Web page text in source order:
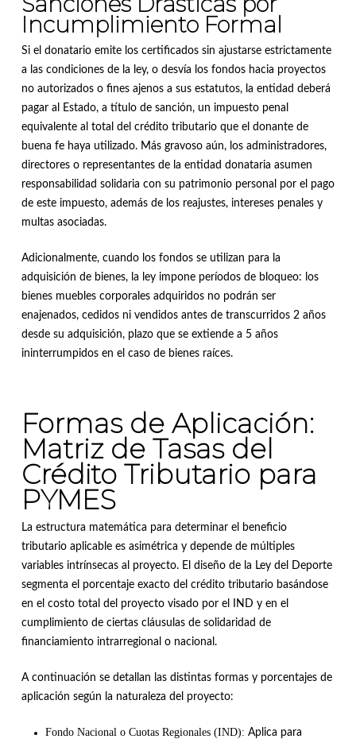
Incumplimiento Formal
Si el donatario emite los certificados sin ajustarse estrictamente
a las condiciones de la ley, o desvía los fondos hacia proyectos
no autorizados o fines ajenos a sus estatutos, la entidad deberá
pagar al Estado, a título de sanción, un impuesto penal
equivalente al total del crédito tributario que el donante de
buena fe haya utilizado. Más gravoso aún, los administradores,
directores o representantes de la entidad donataria asumen
responsabilidad solidaria con su patrimonio personal por el pago
de este impuesto, además de los reajustes, intereses penales y
multas asociadas.
Adicionalmente, cuando los fondos se utilizan para la
adquisición de bienes, la ley impone períodos de bloqueo: los
bienes muebles corporales adquiridos no podrán ser
enajenados, cedidos ni vendidos antes de transcurridos 2 años
desde su adquisición, plazo que se extiende a 5 años
ininterrumpidos en el caso de bienes raíces.
Formas de Aplicación:
Matriz de Tasas del
Crédito Tributario para
PYMES
La estructura matemática para determinar el beneficio
tributario aplicable es asimétrica y depende de múltiples
variables intrínsecas al proyecto. El diseño de la Ley del Deporte
segmenta el porcentaje exacto del crédito tributario basándose
en el costo total del proyecto visado por el IND y en el
cumplimiento de ciertas cláusulas de solidaridad de
financiamiento intrarregional o nacional .
A continuación se detallan las distintas formas y porcentajes de
aplicación según la naturaleza del proyecto:
Fondo Nacional o Cuotas Regionales (IND): Aplica para